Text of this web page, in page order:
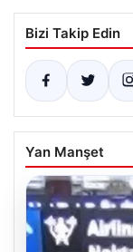
Bizi Takip Edin
Yan Manşet